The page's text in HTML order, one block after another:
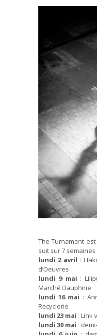
The Turnament
suit sur 7 semaines
lundi 2 avril :
d’Oeuvres
lundi 9 mai :
Marché Dauphine
lundi 16 mai :
Recyclerie
lundi 23 mai : Link
lundi 30 mai :